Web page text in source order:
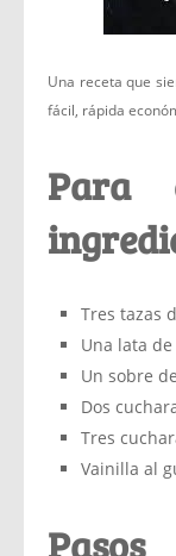
Una receta que
fácil, rápida
Para
Tres tazas
Una lata
Un sobre
Dos
Tres
Vainilla al